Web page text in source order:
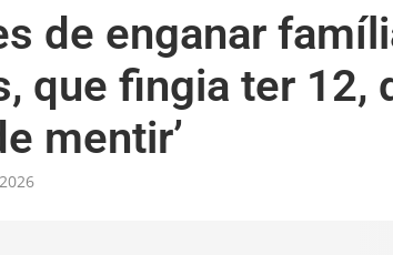
de enganar
que fingia ter 12,
mentir’